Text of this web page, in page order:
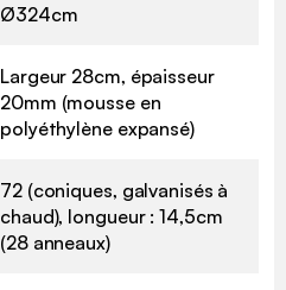
Ø324cm
Largeur 28cm, épaisseur
20mm (mousse en
polyéthylène expansé)
72 (coniques, galvanisés à
chaud), longueur : 14,5cm
(28 anneaux)